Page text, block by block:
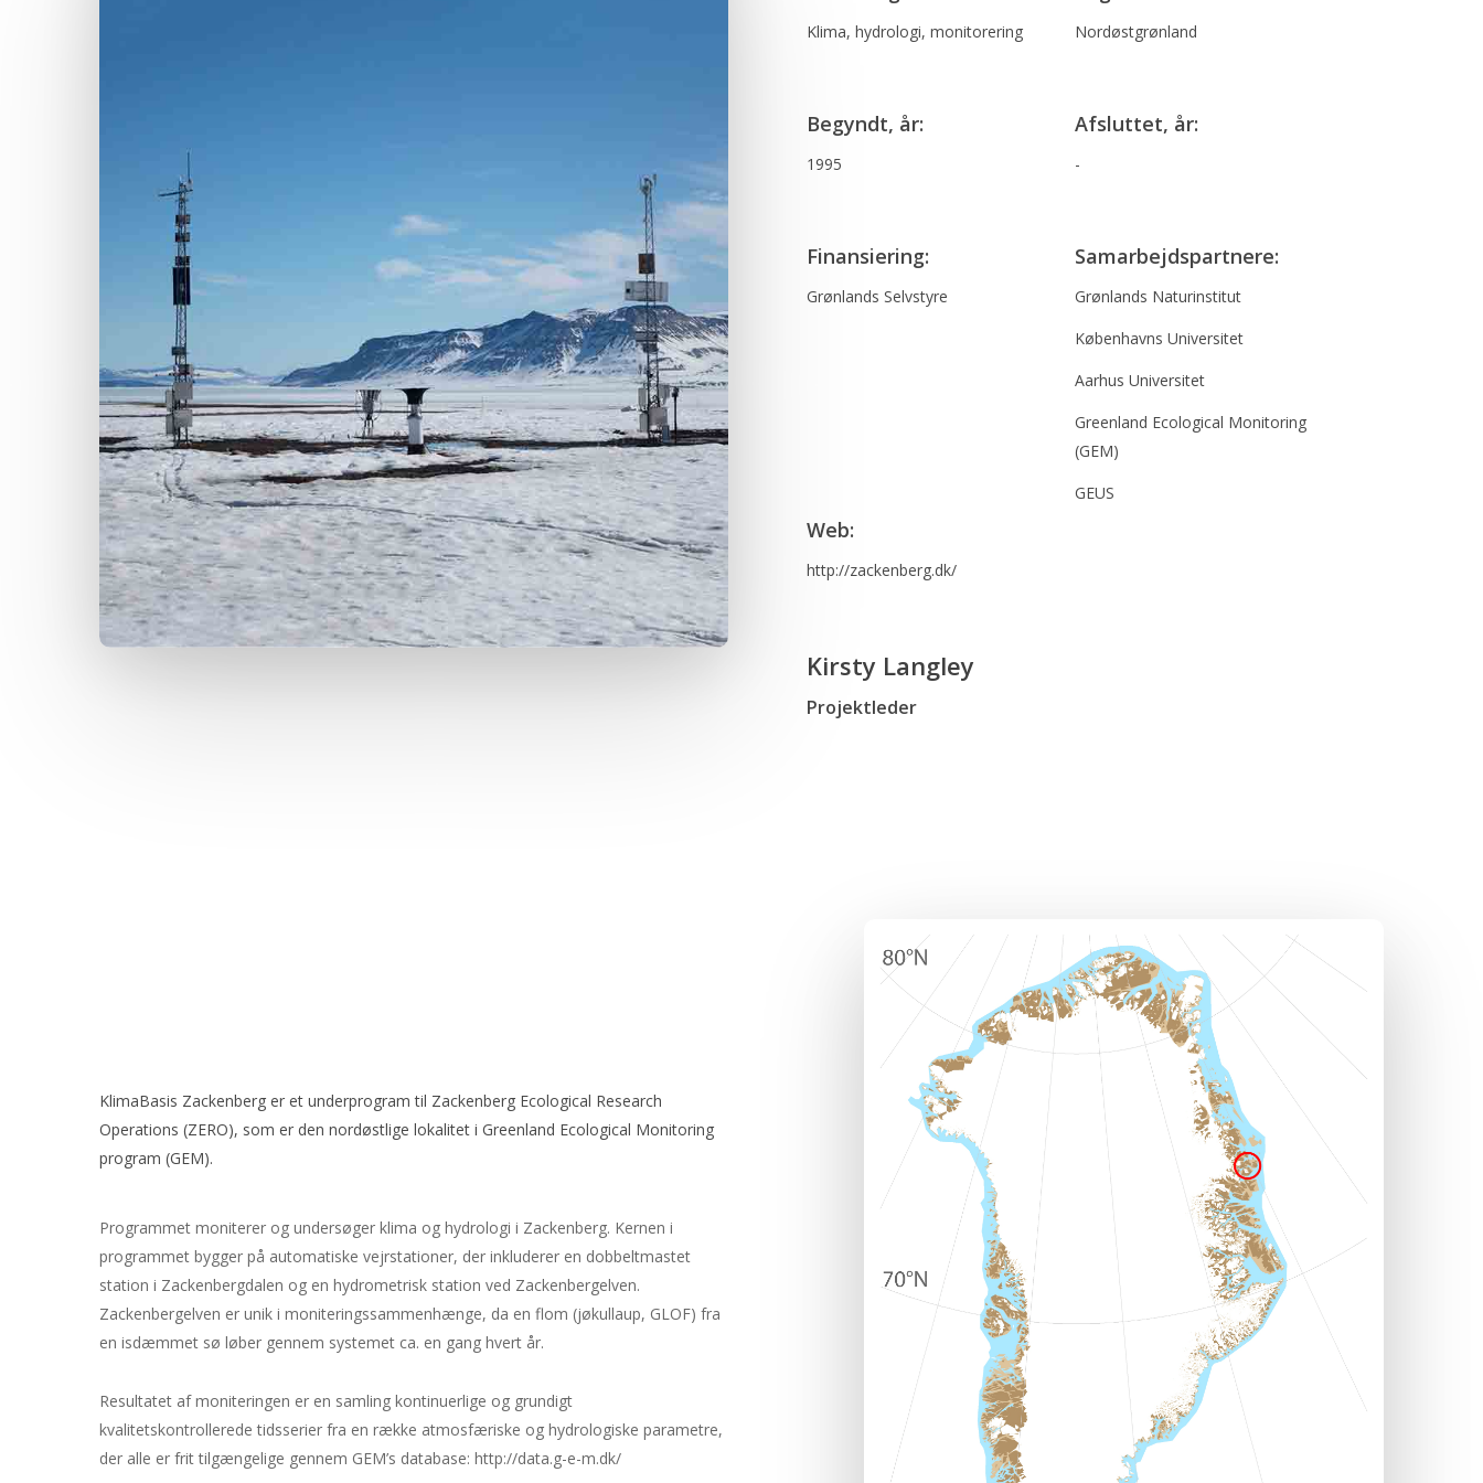
Klima, hydrologi, monitorering Nordøstgrønland
Begyndt, år:
1995
Afsluttet, år:
-
Finansiering:
Grønlands Selvstyre
Samarbejdspartnere:
Grønlands Naturinstitut
Københavns Universitet
Aarhus Universitet
Greenland Ecological Monitoring
(GEM)
GEUS
Web:
http://zackenberg.dk/
Kirsty Langley
Projektleder
KlimaBasis Zackenberg er et underprogram til Zackenberg Ecological Research
Operations (ZERO), som er den nordøstlige lokalitet i Greenland Ecological Monitoring
program (GEM).
Programmet moniterer og undersøger klima og hydrologi i Zackenberg. Kernen i
programmet bygger på automatiske vejrstationer, der inkluderer en dobbeltmastet
station i Zackenbergdalen og en hydrometrisk station ved Zackenbergelven.
Zackenbergelven er unik i moniteringssammenhænge, da en flom (jøkullaup, GLOF) fra
en isdæmmet sø løber gennem systemet ca. en gang hvert år.
Resultatet af moniteringen er en samling kontinuerlige og grundigt
kvalitetskontrollerede tidsserier fra en række atmosfæriske og hydrologiske parametre,
der alle er frit tilgængelige gennem GEM’s database: http://data.g-e-m.dk/